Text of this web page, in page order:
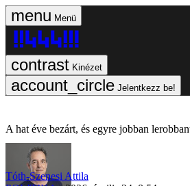
Menü
Kinézet
Jelentkezz be!
A hat éve bezárt, és egyre jobban
Tóth-Szenesi Attila